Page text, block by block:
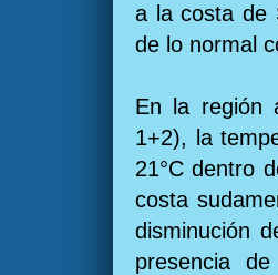
a la costa de
de lo normal
En la región
1+2), la
21°C dentro
costa
disminución
presencia